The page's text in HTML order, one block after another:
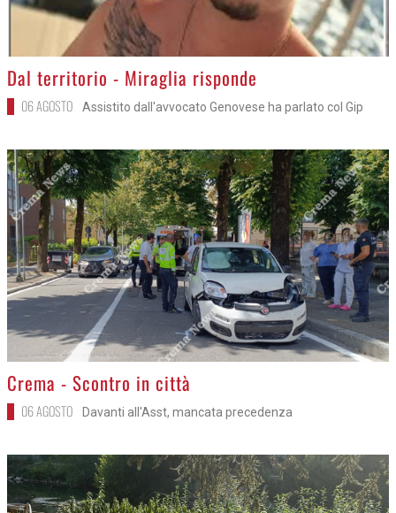
>
Dal territorio - Miraglia risponde
06 AGOSTO Assistito dall'avvocato Genovese ha parlato col Gip
>
Crema - Scontro in città
06 AGOSTO Davanti all'Asst, mancata precedenza